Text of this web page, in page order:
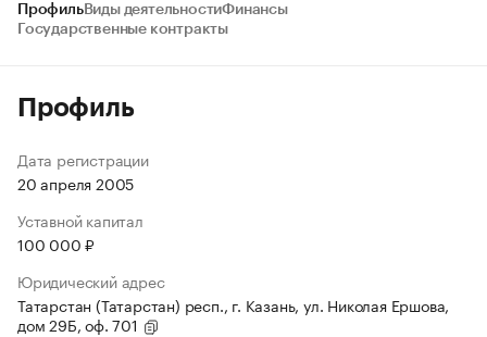
ПрофильВиды деятельностиФинансы
Государственные контракты
Профиль
Дата регистрации
20 апреля 2005
Уставной капитал
100 000 ₽
Юридический адрес
Татарстан (Татарстан) респ., г. Казань, ул. Николая Ершова,
дом 29Б, оф. 701